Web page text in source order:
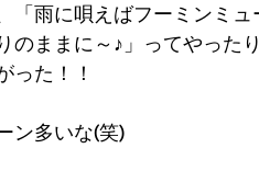
「雨に唄えばフーミンミ
のままに～♪」ってやった
った！！
ン多いな(笑)